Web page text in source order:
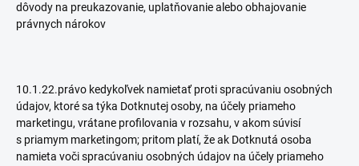
dôvody na preukazovanie, uplatňovanie alebo obhajovanie
právnych nárokov
10.1.22.právo kedykoľvek namietať proti spracúvaniu osobných
údajov, ktoré sa týka Dotknutej osoby, na účely priameho
marketingu, vrátane profilovania v rozsahu, v akom súvisí
s priamym marketingom; pritom platí, že ak Dotknutá osoba
namieta voči spracúvaniu osobných údajov na účely priameho